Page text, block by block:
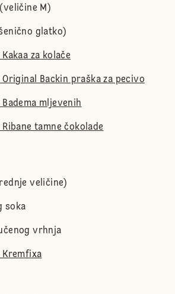
M)
glatko)
za kolače
Original Backin praška za pecivo
Badema mljevenih
Ribane tamne čokolade
veličine)
soka
vrhnja
Kremfixa